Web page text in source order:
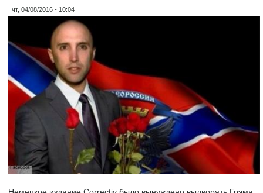
чт, 04/08/2016 - 10:04